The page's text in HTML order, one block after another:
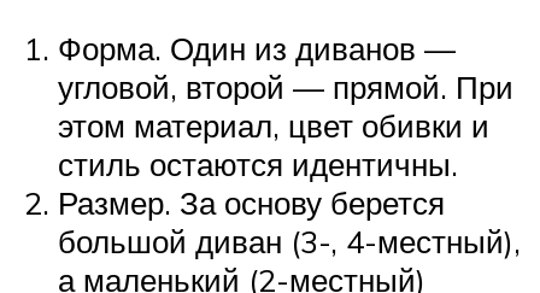
Форма. Один из диванов —
угловой, второй — прямой. При
этом материал, цвет обивки и
стиль остаются идентичны.
Размер. За основу берется
большой диван (3-, 4-местный),
а маленький (2-местный)